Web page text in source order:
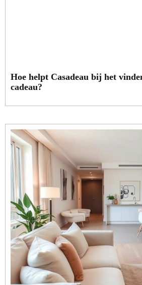
Hoe helpt Casadeau bij het
cadeau?